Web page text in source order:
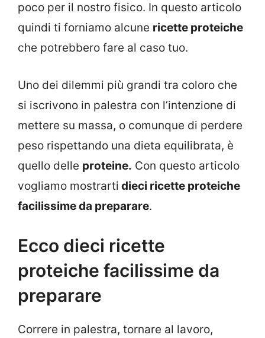
poco per il nostro fisico. In questo articolo
quindi ti forniamo alcune ricette proteiche
che potrebbero fare al caso tuo.
Uno dei dilemmi più grandi tra coloro che
si iscrivono in palestra con l’intenzione di
mettere su massa, o comunque di perdere
peso rispettando una dieta equilibrata, è
quello delle proteine. Con questo articolo
vogliamo mostrarti dieci ricette proteiche
facilissime da preparare.
Ecco dieci ricette
proteiche facilissime da
preparare
Correre in palestra, tornare al lavoro,